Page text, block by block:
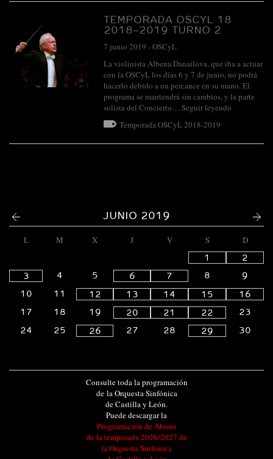
TEMPORADA OSCYL 18
2018–2019 TURNO 2
7 junio 2019 -OSCyL
La violinista Albena Danailova, que iba a actuar
con la OSCyL los días 6 y 7 de junio, no podrá
hacerlo debido a un percance en su mano. El
programa se mantendrá sin cambios, y la parte
solista del Concierto… Seguir leyendo
Temporada OSCyL 2018-2019
JUNIO 2019
L M X J V S
D
1
2
3
4 5 6 7 8
9
10
11 12 13 14 15
16
17
18 19 20 21 22
23
24
25 26 27 28 29 30
Consulte toda la programación
de la Orquesta Sinfónica
de Castilla y León.
Puede descargar la
Programación de Abono
de la temporada 2026/2027 de
la Orquesta Sinfónica